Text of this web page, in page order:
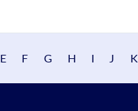
E F G H I J K